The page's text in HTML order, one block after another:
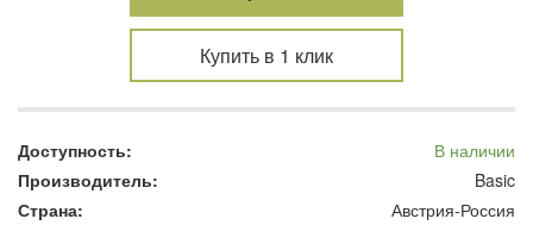
Купить в 1 клик
Доступность:
В наличии
Производитель:
Basic
Страна:
Австрия-Россия